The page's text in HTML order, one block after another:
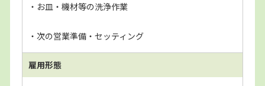
・お皿・機材等の洗浄作業
・次の営業準備・セッティング
雇用形態